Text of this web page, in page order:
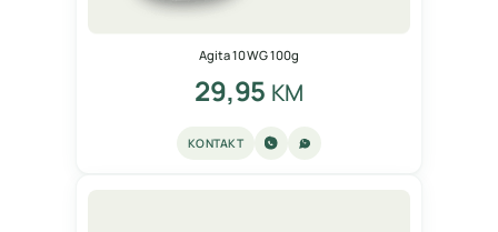
Agita 10 WG 100g
29,95 KM
KONTAKT